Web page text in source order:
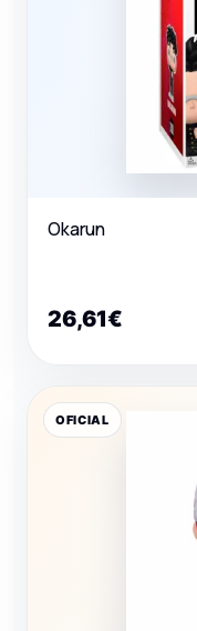
Okarun
26,61€
OFICIAL